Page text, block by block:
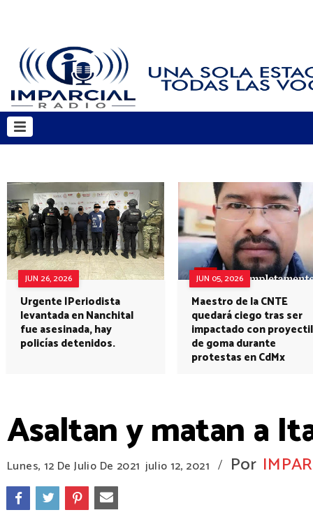
JUN 26, 2026
Urgente |Periodista
levantada en Nanchital
fue asesinada, hay
policías detenidos.
JUN 05, 2026
Maestro de la CNTE
quedará ciego tras ser
impactado con proyectil
de goma durante
protestas en CdMx
Asaltan y matan a
Lunes, 12 De Julio De 2021 julio 12, 2021 / Por